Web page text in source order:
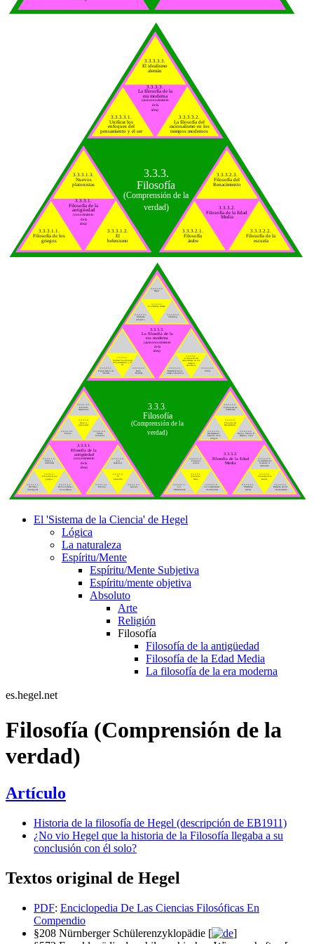
3.3.3.
Filosofía
(Comprensión de la
verdad)
3.3.3.1.
Filosofía de la
antigüedad
(conocimiento
de la
idea)
3.3.3.1.1.
Filosofía de los
griegos
3.3.3.1.2.
El
helenismo
3.3.3.1.3.
Nuevos
platonistas
3.3.3.2.
Filosofía de la Edad
Media
3.3.3.2.1.
Filosofía
árabe
3.3.3.2.2.
Filosofía de la
escuela
3.3.3.2.3.
Filosofía del
Renacimiento
3.3.3.3.
La filosofía de la
era moderna
(autoconocimiento
de la
idea)
3.3.3.3.1.
Unificar los
enfoques del
pensamiento y el ser
3.3.3.3.2.
La filosofía del
racionalismo en los
tiempos modernos
3.3.3.3.3.
El idealismo
alemán
3.3.3.
Filosofía
(Comprensión de la
verdad)
3.3.3.1.
Filosofía de la
antigüedad
(conocimiento
de la
idea)
3.3.3.1.1.
Filosofía de los
griegos
3.3.3.1.1.1.
De Tales a
Anaxágoras
3.3.3.1.1.2.
De los sofistas a
los socráticos
3.3.3.1.1.3.
Platón y
Aristóteles
3.3.3.1.2.
helenismo
3.3.3.1.2.1.
Estoicos
3.3.3.1.2.2.
Epicuro
3.3.3.1.2.3.
Los
escépticos
3.3.3.1.3.
Nuevos
platonistas
3.3.3.1.3.1.
Filone
3.3.3.1.3.2.
Cábala,
Gnósticos
3.3.3.1.3.3.
Filosofía
alejandrina
3.3.3.2.
Filosofía de la Edad
Media
3.3.3.2.1.
Filosofía
árabe
3.3.3.2.1.1.
Los
Medabberim
3.3.3.2.1.2.
Los comentaristas
de Aristóteles
3.3.3.2.1.3.
Filósofos
judíos
3.3.3.2.2.
Filosofía de la
escuela
3.3.3.2.2.1.
Metafísica
escolar
3.3.3.2.2.2.
Realismo escolar
- Nominalismo
3.3.3.2.2.3.
La dialéctica de
la escuela, el
misticismo
3.3.3.2.3.
Filosofía del
Renacimiento
3.3.3.2.3.1.
Renacimiento:
Estudio de la
antigua
3.3.3.2.3.2.
Bruno, Vanini, P.
Ramus y otros
3.3.3.2.3.3.
La filosofía de
la Reforma
3.3.3.3.
La filosofía de la
era moderna
(autoconocimiento
de la
idea)
3.3.3.3.1.
Unificar los enfoques
del pensamiento y el
ser
3.3.3.3.1.1.
Francis Bacon de
Verulam
3.3.3.3.1.2.
Jacob
Boehme
3.3.3.3.2.
La filosofía del
racionalismo en los
tiempos
modernos
3.3.3.3.2.1.
Metafísica de los
tiempos modernos
3.3.3.3.2.2.
Crítica
3.3.3.3.3.
El idealismo alemán
3.3.3.3.3.1.
Idealismo
subjetivo
3.3.3.3.3.2.
Schelling
3.3.3.3.3.3.
Hegel
El 'Sistema de la Ciencia' de Hegel
Lógica
La naturaleza
Espíritu/Mente
Espíritu/Mente Subjetiva
Espíritu/mente objetiva
Absoluto
Arte
Religión
Filosofía
Filosofía de la antigüedad
Filosofía de la Edad Media
La filosofía de la era moderna
es.hegel.net
Filosofía (Comprensión de la
verdad)
Artículo
Historia de la filosofía de Hegel (descripción de EB1911)
¿No vio Hegel que la historia de la Filosofía llegaba a su
conclusión con él solo?
Textos original de Hegel
PDF: Enciclopedia De Las Ciencias Filosóficas En
Compendio
§208 Nürnberger Schülerenzyklopädie [
]